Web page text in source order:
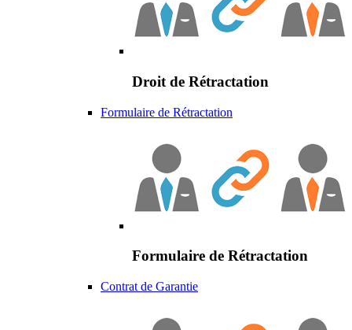
Droit de Rétractation
Formulaire de Rétractation
Formulaire de Rétractation
Contrat de Garantie